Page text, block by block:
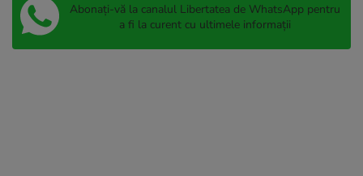
Abonați-vă la canalul Libertatea de WhatsApp pentru
a fi la curent cu ultimele informații